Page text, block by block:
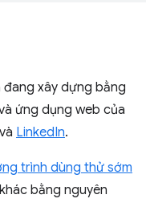
xây dựng bằng
ứng dụng web của
và LinkedIn.
trình dùng thử sớm
bằng nguyên